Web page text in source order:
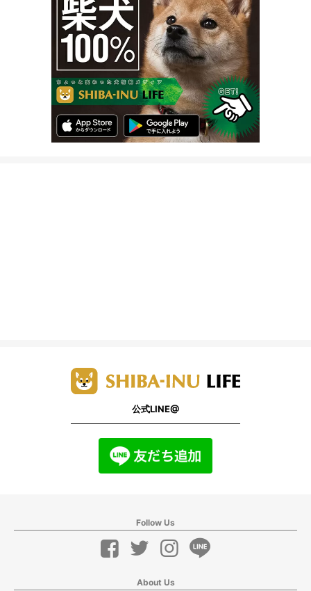
公式LINE@
Follow Us
About Us